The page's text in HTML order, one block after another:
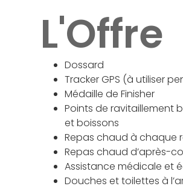
L'Offre
Dossard
Tracker GPS (à utiliser
Médaille de Finisher
Points de ravitaillement
et boissons
Repas chaud à chaque
Repas chaud d’après-
Assistance médicale et
Douches et toilettes à